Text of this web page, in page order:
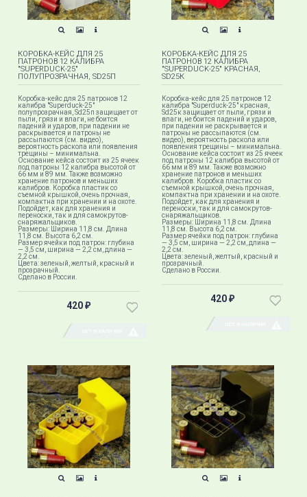
КОРОБКА-КЕЙС ДЛЯ 25
ПАТРОНОВ 12 КАЛИБРА
"SUPERDUCK-25"
ПОЛУПРОЗРАЧНАЯ, SD25П
​Коробка-кейс для 25 патронов 12
калибра "Superduck-25"
полупрозрачная, Sd25п защищает от
пыли, грязи и влаги, не боится
падений и ударов, при падении не
раскрывается и патроны не
рассыпаются (см. видео),
вероятность раскола или появления
трещины – минимальна.
Основание кейса состоит из 25 ячеек
под патроны 12 калибра высотой от
66 мм и 89 мм. Также возможно
хранение патронов и меньших
калибров. Коробка пластик со
съемной крышкой, очень прочная,
компактна при хранении и на охоте.
Подойдет, как для хранения и
переноски, так и для самокрутов-
снаряжальщиков.
Размеры: Ширина 11,8 см. Длина
11,8 см. Высота 6,2 см.
Размер ячейки под патрон: глубина
— 3,5 см, ширина — 2,2 см, длина —
2,2 см.
Цвета: зеленый, желтый, красный и
прозрачный.
Сделано в России.
420₽
КОРОБКА-КЕЙС ДЛЯ 25
ПАТРОНОВ 12 КАЛИБРА
"SUPERDUCK-25" КРАСНАЯ,
SD25К
Коробка-кейс для 25 патронов 12
калибра "Superduck-25" красная,
Sd25к защищает от пыли, грязи и
влаги, не боится падений и ударов,
при падении не раскрывается и
патроны не рассыпаются (см.
видео), вероятность раскола или
появления трещины – минимальна.
Основание кейса состоит из 25 ячеек
под патроны 12 калибра высотой от
66 мм и 89 мм. Также возможно
хранение патронов и меньших
калибров. Коробка пластик со
съемной крышкой, очень прочная,
компактна при хранении и на охоте.
Подойдет, как для хранения и
переноски, так и для самокрутов-
снаряжальщиков.
Размеры: Ширина 11,8 см. Длина
11,8 см. Высота 6,2 см.
Размер ячейки под патрон: глубина
— 3,5 см, ширина — 2,2 см, длина —
2,2 см.
Цвета: зеленый, желтый, красный и
прозрачный.
Сделано в России.
420₽